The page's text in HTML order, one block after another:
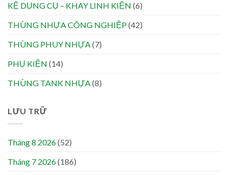
KỆ DỤNG CỤ – KHAY LINH KIỆN (6)
THÙNG NHỰA CÔNG NGHIỆP(42)
THÙNG PHUY NHỰA(7)
PHỤ KIỆN (14)
THÙNG TANK NHỰA(8)
LƯU TRỮ
Tháng 8 2026(52)
Tháng 7 2026(186)